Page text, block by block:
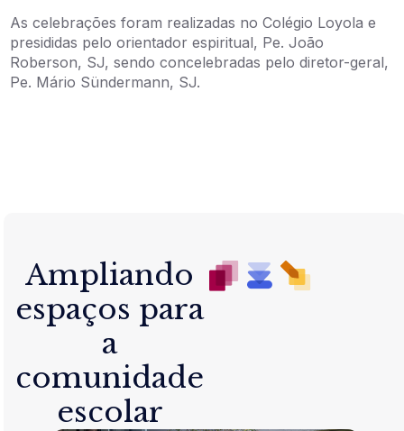
As celebrações foram realizadas no Colégio Loyola e
presididas pelo orientador espiritual, Pe. João
Roberson, SJ, sendo concelebradas pelo diretor-geral,
Pe. Mário Sündermann, SJ.
Ampliando
espaços para
a
comunidade
escolar